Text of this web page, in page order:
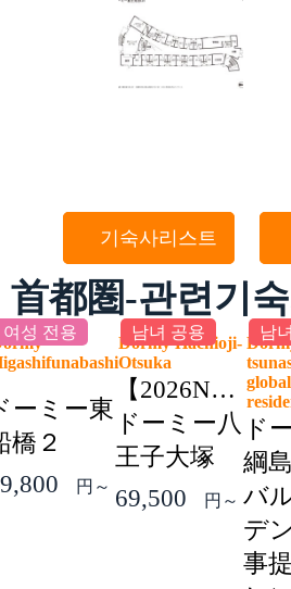
기숙사리스트
首都圏-관련기
여성 전용
ーミー東
橋２
円～
남녀 공용
Dormy Hachioji-
Otsuka
【2026NEW】
ドーミー八
王子大塚
69,500
円～
남
global
ド
綱
バ
デ
事